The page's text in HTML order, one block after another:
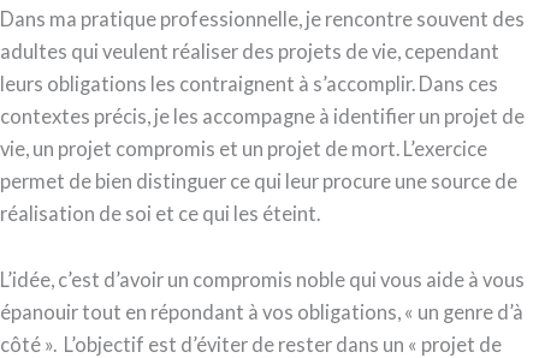
Dans ma pratique professionnelle, je rencontre souvent des
adultes qui veulent réaliser des projets de vie, cependant
leurs obligations les contraignent à s’accomplir. Dans ces
contextes précis, je les accompagne à identifier un projet de
vie, un projet compromis et un projet de mort. L’exercice
permet de bien distinguer ce qui leur procure une source de
réalisation de soi et ce qui les éteint.
L’idée, c’est d’avoir un compromis noble qui vous aide à vous
épanouir tout en répondant à vos obligations, « un genre d’à
côté ». L’objectif est d’éviter de rester dans un « projet de